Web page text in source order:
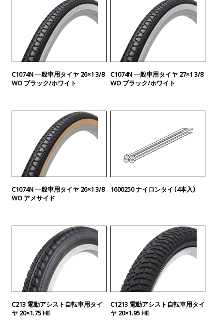
C1074N 一般車用タイヤ 26×1 3/8
WO ブラック/ホワイト
C1074N 一般車用タイヤ 27×1 3/8
WO ブラック/ホワイト
C1074N 一般車用タイヤ 26×1 3/8
WO アメサイド
1600250 ナイロンタイ（4本入）
C213 電動アシスト自転車用タイ
ヤ 20×1.75 HE
C1213 電動アシスト自転車用タイ
ヤ 20×1.95 HE